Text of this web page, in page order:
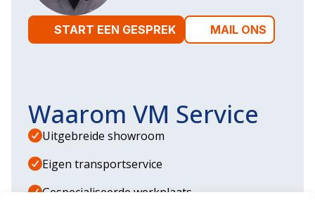
START EEN GESPREK MAIL ONS
Waarom VM Service
Uitgebreide showroom
Eigen transportservice
Gespecialiseerde werkplaats